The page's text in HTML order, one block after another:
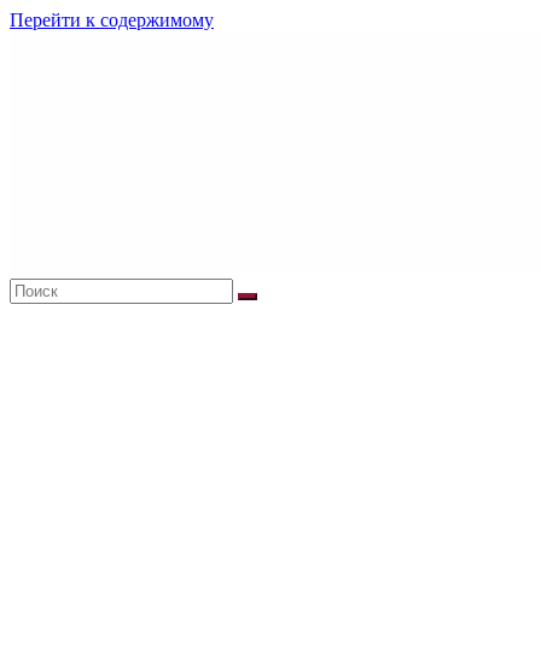
Перейти к содержимому